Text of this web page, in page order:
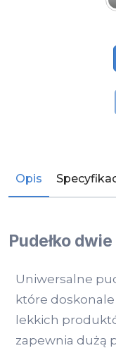
Opis
Pudełko
Uniwersalne
które
lekkich
zapewnia dużą